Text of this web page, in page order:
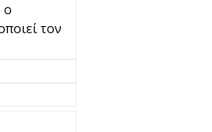
ο
τον